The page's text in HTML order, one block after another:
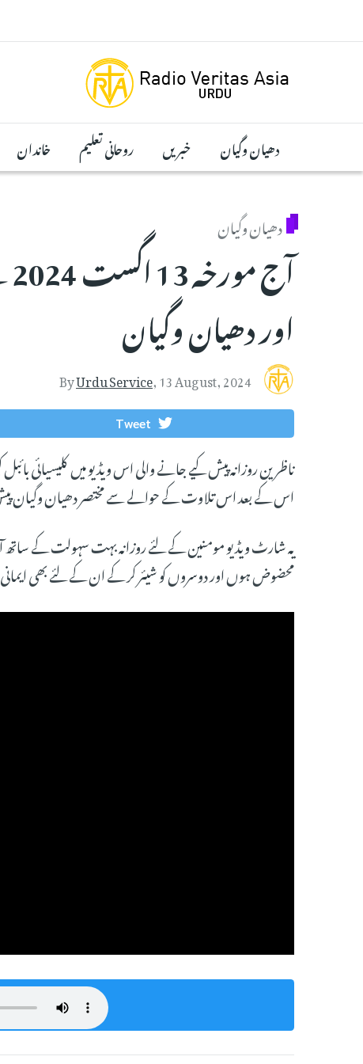
دھیان وگیان خبریں روحانی تعلیم خاندان
دھیان وگیان
اور دھیان وگیان
ByUrdu Service,13 August, 2024
Tweet
ناظرین روزانہ پیش کیے جانے والی اس ویڈیو میں کلیسیائی
اس کے بعد اس تلاوت کے حوالے سے مختصر دھیان وگیان
یہ شارٹ ویڈیو مومنین کے لئے روزانہ بہت سہولت کے ساتھ
محضوض ہوں اور دوسروں کو شیئر کر کے ان کے لئے بھی